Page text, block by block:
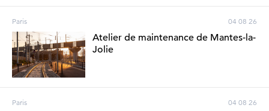
Paris 04 08 26
Atelier de maintenance de Mantes-la-
Jolie
Paris 04 08 26